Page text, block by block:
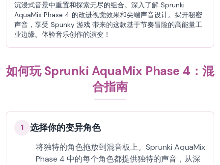
沉浸式音景中重置和探索无尽的组合。深入了解 Sprunki
AquaMix Phase 4 的改进视觉效果和尖端声音设计。揭开秘密
声音，享受 Spunky 游戏 带来的这款基于节奏冒险的高能量工
业边缘。体验音乐创作的演变！
如何玩 Sprunki AquaMix Phase 4：混
合指南
1 选择你的变异角色
将独特的角色拖放到混音板上。Sprunki AquaMix
Phase 4 中的每个角色都提供独特的声音，从深